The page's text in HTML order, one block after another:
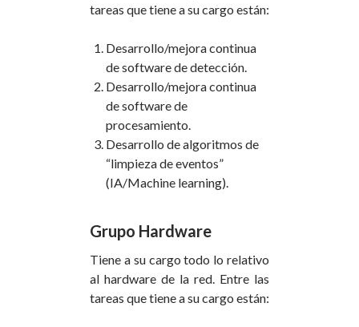
tareas que tiene a su cargo están:
Desarrollo/mejora continua
de software de detección.
Desarrollo/mejora continua
de software de
procesamiento.
Desarrollo de algoritmos de
“limpieza de eventos”
(IA/Machine learning).
Grupo Hardware
Tiene a su cargo todo lo relativo
al hardware de la red. Entre las
tareas que tiene a su cargo están: